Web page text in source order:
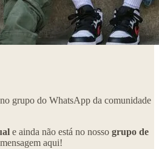
grupo do WhatsApp da comunidade
e ainda não está no nosso grupo de
aqui!